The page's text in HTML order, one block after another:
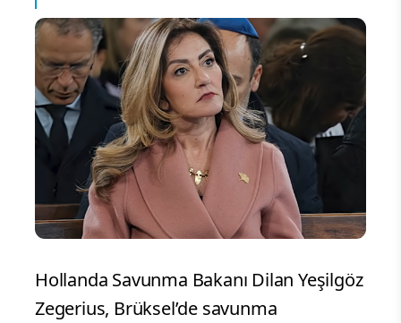
Hollanda Savunma Bakanı Dilan Yeşilgöz
Zegerius, Brüksel’de savunma